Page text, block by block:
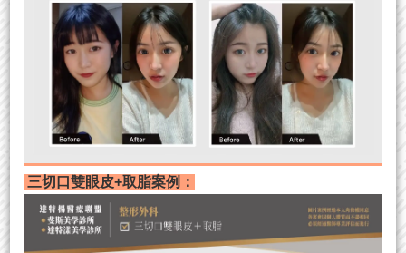
三切口雙眼皮+取脂案例：